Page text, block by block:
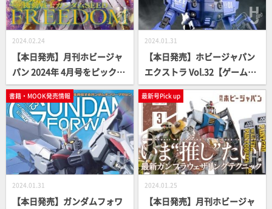
2024.02.24
【本日発売】月刊ホビージャ
パン 2024年 4月号をピックア
ップ！
2024.01.31
【本日発売】ホビージャパン
エクストラ Vol.32【ゲームと
ガンプラ】
書籍・MOOK発売情報
2024.01.31
【本日発売】ガンダムフォワ
最新号Pick up
2024.01.25
【本日発売】月刊ホビージャ